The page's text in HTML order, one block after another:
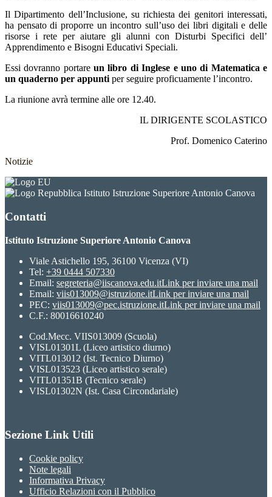
Il Dipartimento dell’Inclusione, su richiesta dei genitori interessati,
ha pensato di proporre un incontro sull’uso dei libri digitali e delle
risorse i rete per aiutare gli alunni con Disturbi Specifici dell’
Apprendimento e Bisogni Educativi Speciali.
Essi dovranno portareun libro di Inglese e uno di Matematica e
un quaderno per appunti per seguire proficuamente l’incontro.
La riunione avrà termine alle ore 12.40.
IL DIRIGENTE SCOLASTICO
Prof. Domenico Caterino
Notizie
Istituto Istruzione Superiore Antonio Canova
Contatti
Istituto Istruzione Superiore Antonio Canova
Viale Astichello 195, 36100 Vicenza (VI)
Tel: +39 0444 507330
Email: segreteria@iiscanova.edu.itLink per inviare una mail
Email: viis013009@istruzione.itLink per inviare una mail
PEC: viis013009@pec.istruzione.itLink per inviare una mail
C.F.: 80016610240
Cod.Mecc. VIIS013009 (Scuola)
VISL01301L (Liceo artistico diurno)
VITL013012 (Ist. Tecnico Diurno)
VISL013523 (Liceo artistico serale)
VITL01351B (Tecnico serale)
VISL01302N (Ist. Casa Circondariale)
Sezione Link Utili
Cookie policy
Note legali
Informativa Privacy
Ufficio Relazioni con il Pubblico